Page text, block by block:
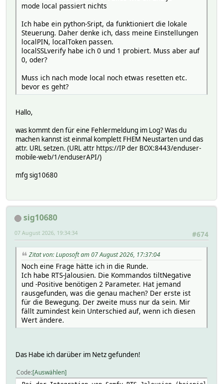
mode local passiert nichts
Ich habe ein python-Sript, da funktioniert die lokale
Steuerung. Daher denke ich, dass meine Einstellungen
localPIN, localToken passen.
localSSLverify habe ich 0 und 1 probiert. Muss aber auf
0, oder?
Muss ich nach mode local noch etwas resetten etc.
bevor es geht?
Hallo,
was kommt den für eine Fehlermeldung im Log? Was du
machen kannst ist einmal komplett FHEM Neustarten und das
attr. URL setzen. (URL attr https://IP der BOX:8443/enduser-
mobile-web/1/enduserAPI/)
mfg sig10680
sig10680
#674
07 August 2026, 19:34:34
Zitat von: Luposoft am 07 August 2026, 17:37:04
Noch eine Frage hätte ich in die Runde.
Ich habe RTS-Jalousien. Die Kommandos tiltNegative
und -Positive benötigen 2 Parameter. Hat jemand
rausgefunden, was die genau machen? Der erste ist
für die Bewegung. Der zweite muss nur da sein. Mir
fällt zumindest kein Unterschied auf, wenn ich diesen
Wert ändere.
Das Habe ich darüber im Netz gefunden!
Code Auswählen